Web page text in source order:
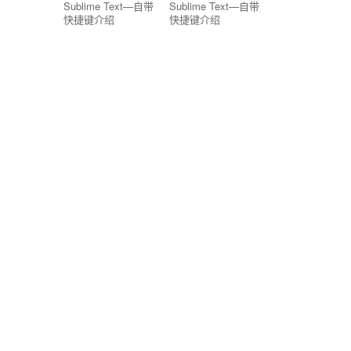
Sublime Text—自带
快捷键介绍
Sublime Text—自带
快捷键介绍